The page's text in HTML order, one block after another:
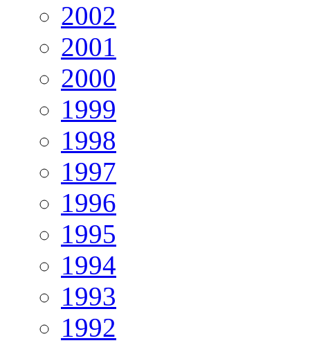
2002
2001
2000
1999
1998
1997
1996
1995
1994
1993
1992